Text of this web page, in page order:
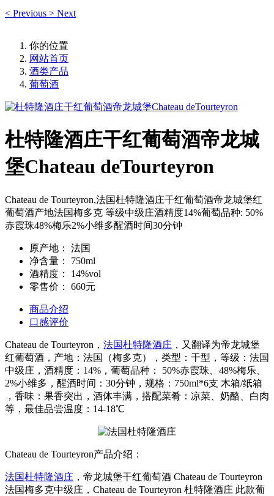
< Previous > Next
你的位置
网站首页
酒类产品
葡萄酒
杜特隆酒庄干红葡萄酒帝龙城
堡Chateau deTourteyron
Chateau de Tourteyron,法国杜特隆酒庄干红葡萄酒帝龙城堡红
葡萄酒产地法国梅多克 等级中级庄酒精度14%葡萄品种: 50%
赤霞珠48%梅乐2%小维多醒酒时间30分钟
原产地：
法国
净含量：
750ml
酒精度：
14%vol
零售价：
660元
商品介绍
口感评价
Chateau de Tourteyron， 法国杜特隆酒庄 ，又翻译为帝龙城堡
红葡萄酒，产地：法国（梅多克），类型：干型，等级：法国
中级庄，酒精度：14%，葡萄品种： 50%赤霞珠、48%梅乐、
2%小维多，醒酒时间：30分钟，规格：750ml*6支 木箱/纸箱
，香味：果香突出，酒体丰满，搭配菜肴：凉菜、奶酪、白肉
等，最佳品尝温度：14-18℃
Chateau de Tourteyron产品介绍：
法国杜特隆酒庄 ，帝龙城堡干红葡萄酒 Chateau de Tourteyron
法国梅多克中级庄，Chateau de Tourteyron 杜特隆酒庄 此款葡